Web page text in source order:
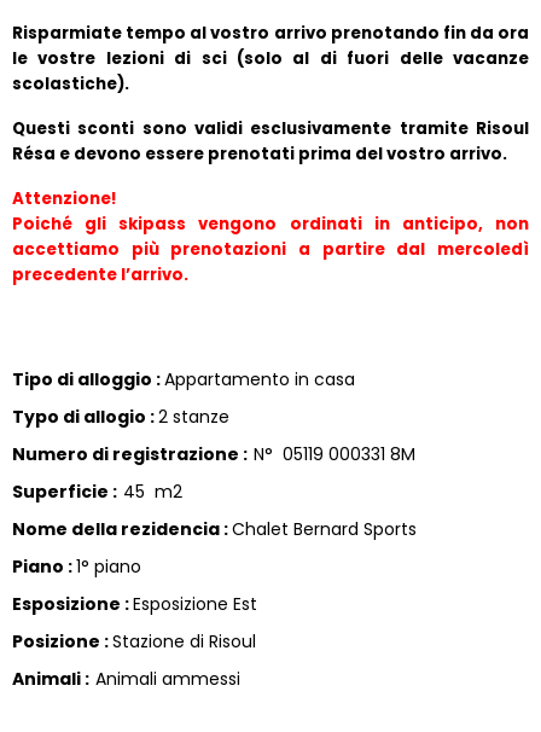
Risparmiate tempo al vostro arrivo prenotando fin da ora
le vostre lezioni di sci (solo al di fuori delle vacanze
scolastiche).
Questi sconti sono validi esclusivamente tramite Risoul
Résa e devono essere prenotati prima del vostro arrivo.
Attenzione!
Poiché gli skipass vengono ordinati in anticipo, non
accettiamo più prenotazioni a partire dal mercoledì
precedente l’arrivo.
Tipo di alloggio :Appartamento in casa
Typo di allogio :2 stanze
Numero di registrazione : N° 05119 000331 8M
Superficie : 45 m2
Nome della rezidencia :Chalet Bernard Sports
Piano :1° piano
Esposizione :Esposizione Est
Posizione :Stazione di Risoul
Animali : Animali ammessi